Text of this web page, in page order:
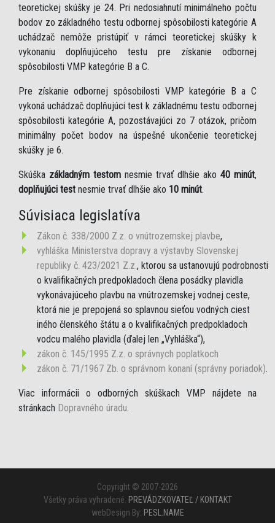
teoretickej skúšky je 24. Pri nedosiahnutí minimálneho počtu
bodov zo základného testu odbornej spôsobilosti kategórie A
uchádzač nemôže pristúpiť v rámci teoretickej skúšky k
vykonaniu doplňujúceho testu pre získanie odbornej
spôsobilosti VMP kategórie B a C.
Pre získanie odbornej spôsobilosti VMP kategórie B a C
vykoná uchádzač doplňujúci test k základnému testu odbornej
spôsobilosti kategórie A, pozostávajúci zo 7 otázok, pričom
minimálny počet bodov na úspešné ukončenie teoretickej
skúšky je 6.
Skúška základným testom nesmie trvať dlhšie ako 40 minút,
doplňujúci test nesmie trvať dlhšie ako 10 minút.
Súvisiaca legislatíva
Zákon č. 338/2000 Z.z. o vnútrozemskej plavbe,
vyhláška Ministerstva dopravy a výstavby Slovenskej
republiky č. 423/2021 Z.z., ktorou sa ustanovujú podrobnosti
o kvalifikačných predpokladoch člena posádky plavidla
vykonávajúceho plavbu na vnútrozemskej vodnej ceste,
ktorá nie je prepojená so splavnou sieťou vodných ciest
iného členského štátu a o kvalifikačných predpokladoch
vodcu malého plavidla (ďalej len „Vyhláška“),
zákon č. 145/1995 Z.z. o správnych poplatkoch
zákon č. 71/1967 Zb. o správnom konaní (správny poriadok).
Viac informácii o odborných skúškach VMP nájdete na
stránkach Dopravného úradu.
Copyright © 2007-2026
Všetky práva vyhradené. PREVÁDZKOVATEĽ / KONTAKT
webDesign By: PESL.NAME